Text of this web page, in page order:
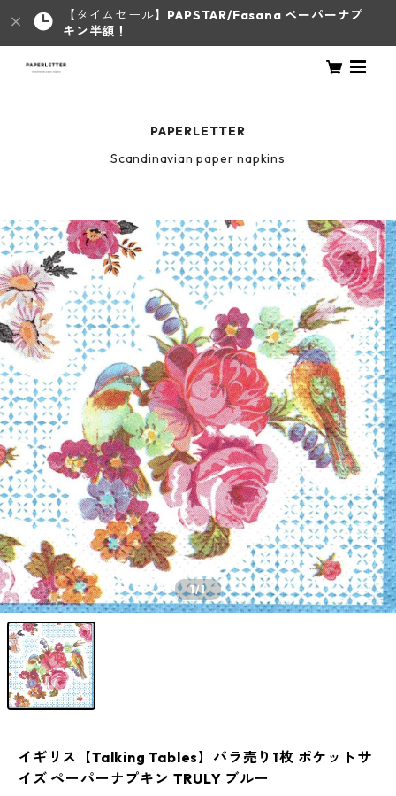
【タイムセール】 PAPSTAR/Fasana ペーパーナプ
キン半額！
PAPERLETTER
Scandinavian paper napkins
1/1
イギリス【Talking Tables】バラ売り1枚 ポケットサ
イズ ペーパーナプキン TRULY ブルー